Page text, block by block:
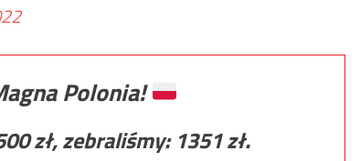
Polonia!
zł, zebraliśmy: 1351zł.